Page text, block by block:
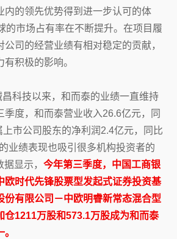
内的领先优势得到进一步认可的体
的市场占有率在不断提升。在项目履
司的经营业绩有相对稳定的贡献，
积极的影响。
科技以来，和而泰的业绩一直维持
季度，和而泰营业收入26.6亿元，同
上市公司股东的净利润2.4亿元，同比
业绩表现也吸引很多机构投资者的
据显示，今年第三季度，中国工商银
欧时代先锋股票型发起式证券投资基
份有限公司－中欧明睿新常态混合型
仓1211万股和573.1万股成为和而泰